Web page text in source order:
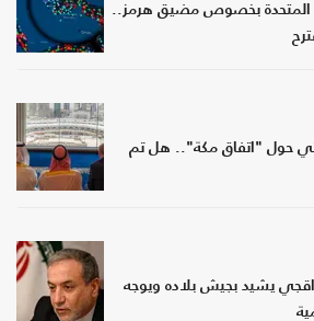
المتحدة بخصوص مضيق هرمز..
حول "اتفاق مكة".. هل تم
يشيد بجيش بلاده ويوجه